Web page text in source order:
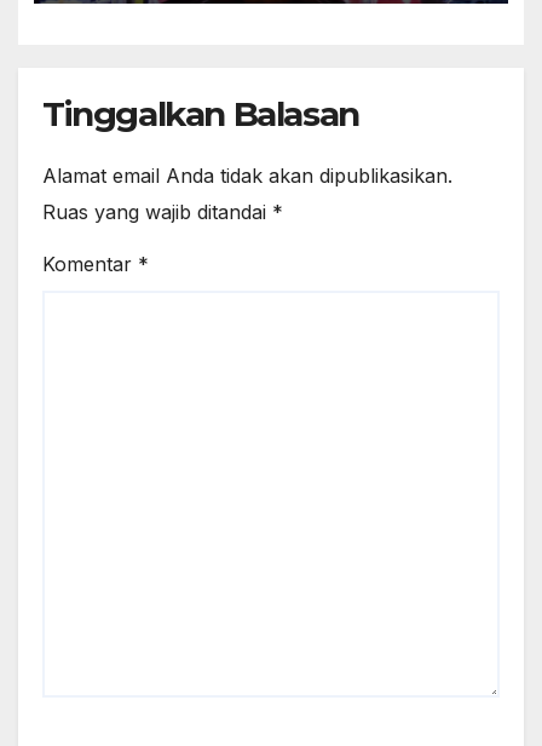
Tinggalkan Balasan
Alamat email Anda tidak akan dipublikasikan.
Ruas yang wajib ditandai *
Komentar *